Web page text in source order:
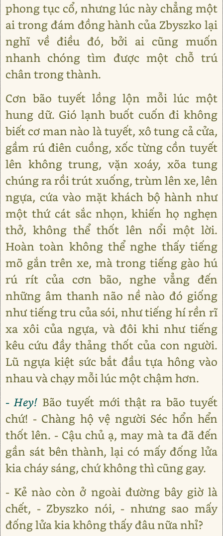
phong tục cổ, nhưng lúc này chẳng một
ai trong đám đồng hành của Zbyszko lại
nghĩ về điều đó, bởi ai cũng muốn
nhanh chóng tìm được một chỗ trú
chân trong thành.
Cơn bão tuyết lồng lộn mỗi lúc một
hung dữ. Gió lạnh buốt cuốn đi không
biết cơ man nào là tuyết, xô tung cả cửa,
gầm rú điên cuồng, xốc từng cồn tuyết
lên không trung, vặn xoáy, xõa tung
chúng ra rồi trút xuống, trùm lên xe, lên
ngựa, cứa vào mặt khách bộ hành như
một thứ cát sắc nhọn, khiến họ nghẹn
thở, không thể thốt lên nổi một lời.
Hoàn toàn không thể nghe thấy tiếng
mõ gắn trên xe, mà trong tiếng gào hú
rú rít của cơn bão, nghe vẳng đến
những âm thanh não nề nào đó giống
như tiếng tru của sói, như tiếng hí rền rĩ
xa xôi của ngựa, và đôi khi như tiếng
kêu cứu đầy thảng thốt của con người.
Lũ ngựa kiệt sức bắt đầu tựa hông vào
nhau và chạy mỗi lúc một chậm hơn.
- Hey! Bão tuyết mới thật ra bão tuyết
chứ! - Chàng hộ vệ người Séc hổn hển
thốt lên. - Cậu chủ ạ, may mà ta đã đến
gần sát bên thành, lại có mấy đống lửa
kia cháy sáng, chứ không thì cũng gay.
- Kẻ nào còn ở ngoài đường bây giờ là
chết, - Zbyszko nói, - nhưng sao mấy
đống lửa kia không thấy đâu nữa nhỉ?